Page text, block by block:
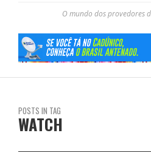
O mundo dos provedores
POSTS IN TAG
WATCH